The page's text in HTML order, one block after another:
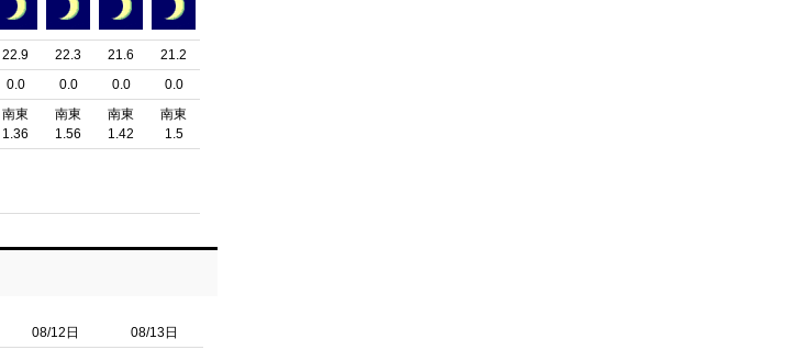
22.9
0.0
南東
1.36
22.3
0.0
南東
1.56
21.6
0.0
南東
1.42
21.2
0.0
南東
1.5
08/12日 08/13日